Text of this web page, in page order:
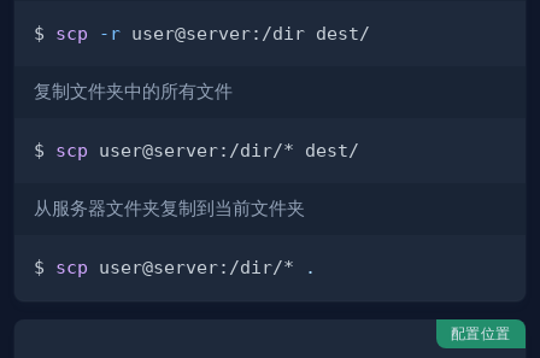
$ scp -r
复制文件夹中的所有文件
$ scp
从服务器文件夹复制到当前文件夹
$ scp user@server:/dir/* .
配置位置